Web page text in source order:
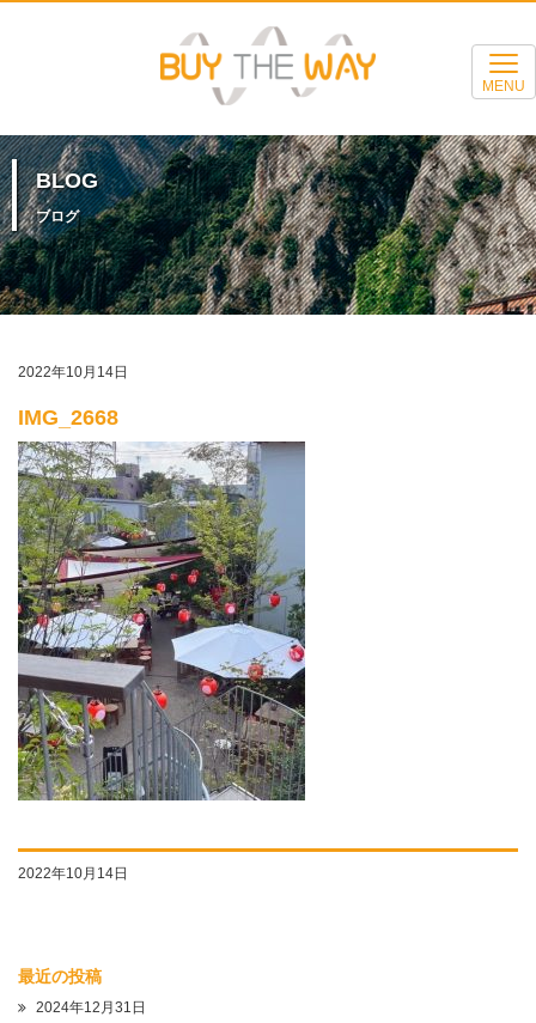
MENU
BLOG
ブログ
2022年10月14日
IMG_2668
2022年10月14日
最近の投稿
2024年12月31日